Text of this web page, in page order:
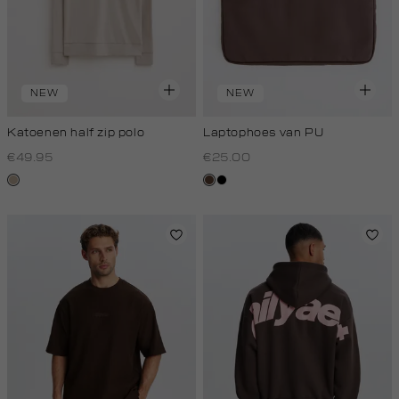
NEW
Katoenen half zip polo
€49.95
kit,
NEW
Laptophoes van PU
€25.00
donkerbruin
zwart